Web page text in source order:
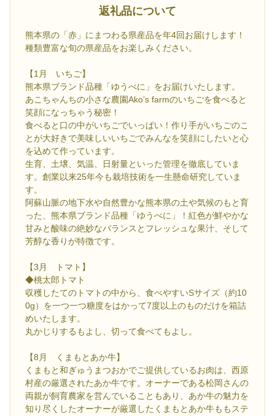
返礼品について
熊本県の「赤」にまつわる県産品を年4回お届けします！
種類豊富な旬の県産品をお楽しみください。
【1月 いちご】
熊本県ブランド品種「ゆうべに」をお届けいたします。
あこちゃんちの小さな農園Ako’s farmのいちごを食べると
笑顔になっちゃう秘密！
食べると口の中がいちごでいっぱい！作り手がいちごのこ
とが大好きで美味しいいちごでみんなを笑顔にしたいと心
を込めて作っています。
生育、土壌、気温、日射量といった管理を徹底していま
す。創業以来25年今も栽培技術を一生懸命研究していま
す。
阿蘇山脈の地下水や自然豊かな熊本県の土や気候のもと育
った、熊本県ブランド品種「ゆうべに」！紅色が鮮やかな
甘みと酸味の絶妙なバランスとフレッシュな果汁、そして
芳醇な香りが特徴です。
【3月 トマト】
◆桃太郎トマト
収穫したてのトマトの中から、食べやすいSサイズ（約10
0g）を一つ一つ糖度をはかって7度以上のものだけを箱詰
めいたします。
丸かじりするもよし、切って食べてもよし。
【8月 くまもとあか牛】
くまもと和ぎゅうまつおかでご提供しているお肉は、西原
村産の厳選されたあか牛です。オーナーである松岡さんの
両親が飼育農家を営んでいることもあり、あか牛の魅力を
知り尽くしたオーナーが厳選したくまもとあか牛ももステ